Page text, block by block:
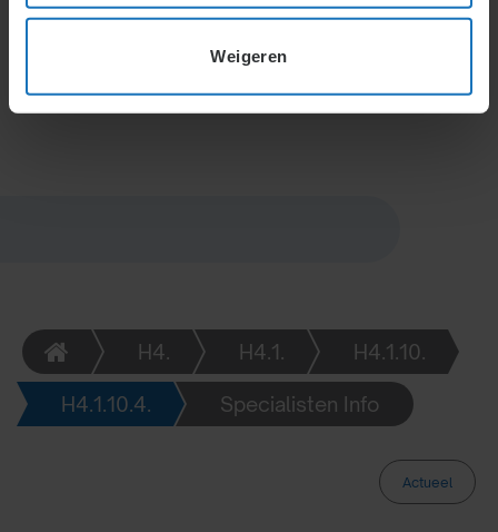
Weigeren
inhoudingen zijn alleen mogelijk via een intrekbare
H4. H4.1. H4.1.10.
H4.1.10.4. Specialisten Info
Actueel